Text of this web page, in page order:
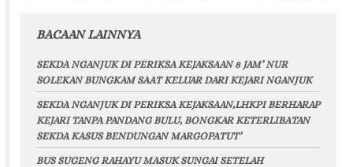
BACAAN LAINNYA
SEKDA NGANJUK DI PERIKSA KEJAKSAAN 8 JAM’ NUR
SOLEKAN BUNGKAM SAAT KELUAR DARI KEJARI NGANJUK
SEKDA NGANJUK DI PERIKSA KEJAKSAAN,LHKPI BERHARAP
KEJARI TANPA PANDANG BULU, BONGKAR KETERLIBATAN
SEKDA KASUS BENDUNGAN MARGOPATUT’
BUS SUGENG RAHAYU MASUK SUNGAI SETELAH